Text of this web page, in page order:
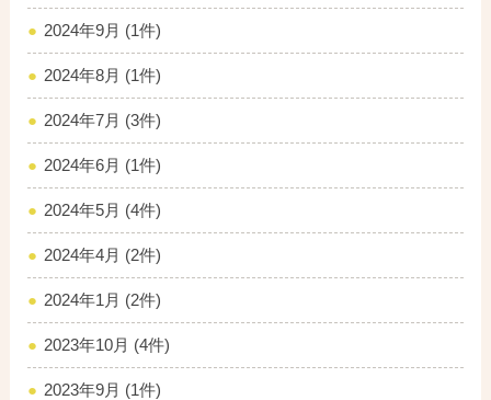
2024年9月 (1件)
2024年8月 (1件)
2024年7月 (3件)
2024年6月 (1件)
2024年5月 (4件)
2024年4月 (2件)
2024年1月 (2件)
2023年10月 (4件)
2023年9月 (1件)